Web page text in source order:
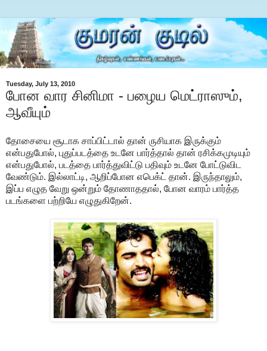
Tuesday, July 13, 2010
போன வார சினிமா - பழைய மெட்ராஸும்,
ஆவீயும்
தோசையை சூடாக சாப்பிட்டால் தான் ருசியாக இருக்கும்
என்பதுபோல், புதுப்படத்தை உடனே பார்த்தால் தான் ரசிக்கமுடியும்
என்பதுபோல், படத்தை பார்த்துவிட்டு பதிவும் உடனே போட்டுவிட
வேண்டும். இல்லாட்டி, ஆறிப்போன எபெக்ட் தான். இருந்தாலும்,
இப்ப எழுத வேறு ஒன்றும் தோணாததால், போன வாரம் பார்த்த
படங்களை பற்றியே எழுதுகிறேன்.